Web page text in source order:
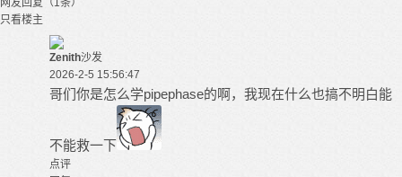
网友回复（1条）
只看楼主
Zenith沙发
2026-2-5 15:56:47
哥们你是怎么学pipephase的啊，我现在什么也搞不明白能
不能救一下
点评